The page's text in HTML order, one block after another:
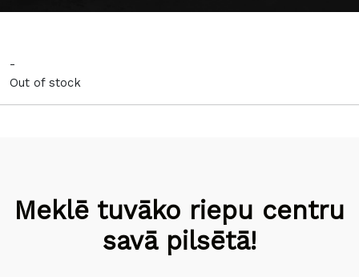
-
Out of stock
Meklē tuvāko riepu centru
savā pilsētā!